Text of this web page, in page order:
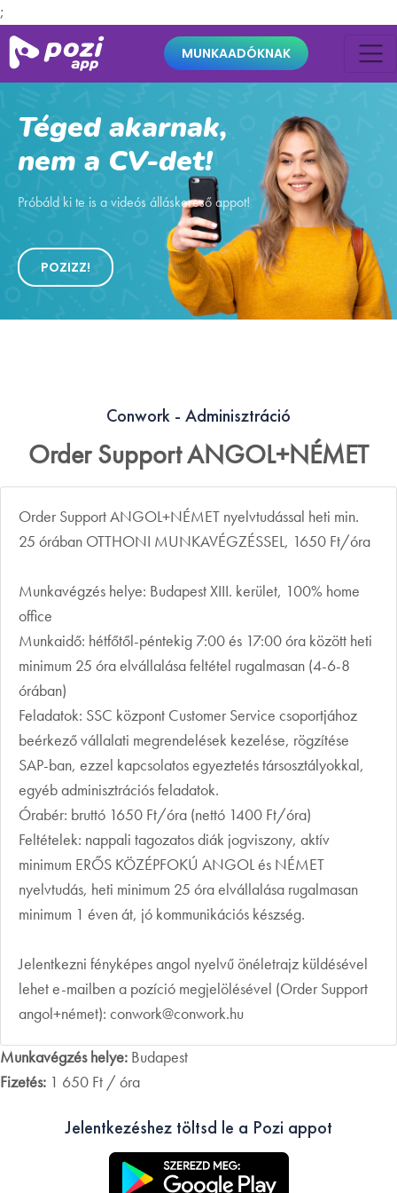
;
MUNKAADÓKNAK
Téged akarnak,
nem a CV-det!
Próbáld ki te is a videós álláskereső appot!
POZIZZ!
Conwork - Adminisztráció
Order Support ANGOL+NÉMET
Order Support ANGOL+NÉMET nyelvtudással heti min.
25 órában OTTHONI MUNKAVÉGZÉSSEL, 1650 Ft/óra
Munkavégzés helye: Budapest XIII. kerület, 100% home
office
Munkaidő: hétfőtől-péntekig 7:00 és 17:00 óra között heti
minimum 25 óra elvállalása feltétel rugalmasan (4-6-8
órában)
Feladatok: SSC központ Customer Service csoportjához
beérkező vállalati megrendelések kezelése, rögzítése
SAP-ban, ezzel kapcsolatos egyeztetés társosztályokkal,
egyéb adminisztrációs feladatok.
Órabér: bruttó 1650 Ft/óra (nettó 1400 Ft/óra)
Feltételek: nappali tagozatos diák jogviszony, aktív
minimum ERŐS KÖZÉPFOKÚ ANGOL és NÉMET
nyelvtudás, heti minimum 25 óra elvállalása rugalmasan
minimum 1 éven át, jó kommunikációs készség.
Jelentkezni fényképes angol nyelvű önéletrajz küldésével
lehet e-mailben a pozíció megjelölésével (Order Support
angol+német): conwork@conwork.hu
Munkavégzés helye: Budapest
Fizetés: 1 650 Ft / óra
Jelentkezéshez töltsd le a Pozi appot